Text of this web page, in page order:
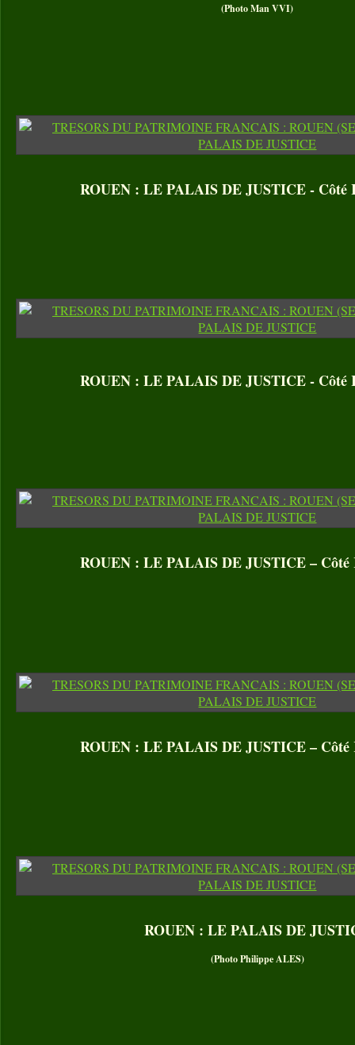
(Photo Man VVI)
ROUEN : LE PALAIS DE JUSTICE - Côté
ROUEN : LE PALAIS DE JUSTICE - Côté
ROUEN : LE PALAIS DE JUSTICE – Côté
ROUEN : LE PALAIS DE JUSTICE – Côté
ROUEN : LE PALAIS DE
(Photo Philippe ALES)